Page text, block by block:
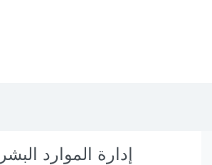
إدارة الموارد